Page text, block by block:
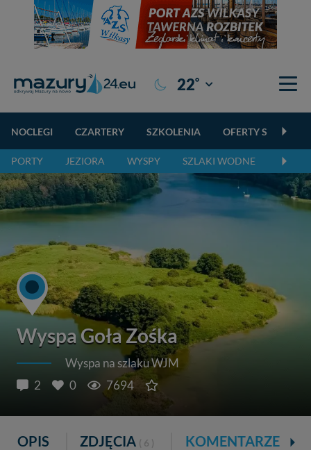
22° Giżycko
NOCLEGI CZARTERY SZKOLENIA OFERTY
PORTY JEZIORA WYSPY SZLAKI WODNE
Wyspa Goła Zośka
Wyspa na szlaku WJM
2
0 7694
OPIS ZDJĘCIA ( 6 ) KOMENTARZE ( 2 )